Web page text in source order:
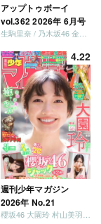
アップトゥボーイ
vol.362 2026年 6月号
生駒里奈 / 乃木坂46 金川紗耶 森平麗心
4.22
週刊少年マガジン
2026年 No.21